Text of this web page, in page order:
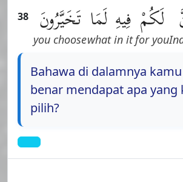
38 لَكُمْ
for you
فِيهِ
in it
لَمَا
what
تَخَيَّرُونَ
you choose
Bahawa di dalamnya
benar mendapat apa yang
pilih?